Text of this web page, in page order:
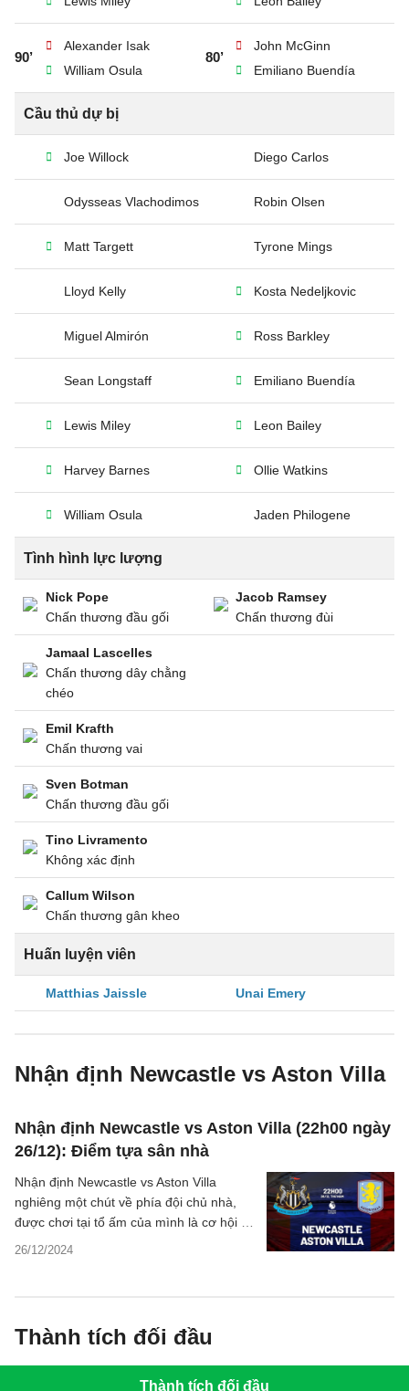
90’
Alexander Isak
William Osula
80’
John McGinn
Emiliano Buendía
Cầu thủ dự bị
Joe Willock Diego Carlos
Odysseas Vlachodimos Robin Olsen
Matt Targett Tyrone Mings
Lloyd Kelly Kosta Nedeljkovic
Miguel Almirón Ross Barkley
Sean Longstaff Emiliano Buendía
Lewis Miley Leon Bailey
Harvey Barnes Ollie Watkins
William Osula Jaden Philogene
Tình hình lực lượng
Nick Pope
Chấn thương đầu gối
Jacob Ramsey
Chấn thương đùi
Jamaal Lascelles
Chấn thương dây chằng
chéo
Emil Krafth
Chấn thương vai
Sven Botman
Chấn thương đầu gối
Tino Livramento
Không xác định
Callum Wilson
Chấn thương gân kheo
Huấn luyện viên
Matthias Jaissle Unai Emery
Nhận định Newcastle vs Aston Villa
Nhận định Newcastle vs Aston Villa (22h00 ngày
26/12): Điểm tựa sân nhà
26/12/2024
Nhận định Newcastle vs Aston Villa
nghiêng một chút về phía đội chủ nhà,
được chơi tại tổ ấm của mình là cơ hội để
Chích chòe hy vọng giành 3 điểm.
Thành tích đối đầu
Thành tích đối đầu